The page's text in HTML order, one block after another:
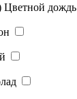
Цветной дождь